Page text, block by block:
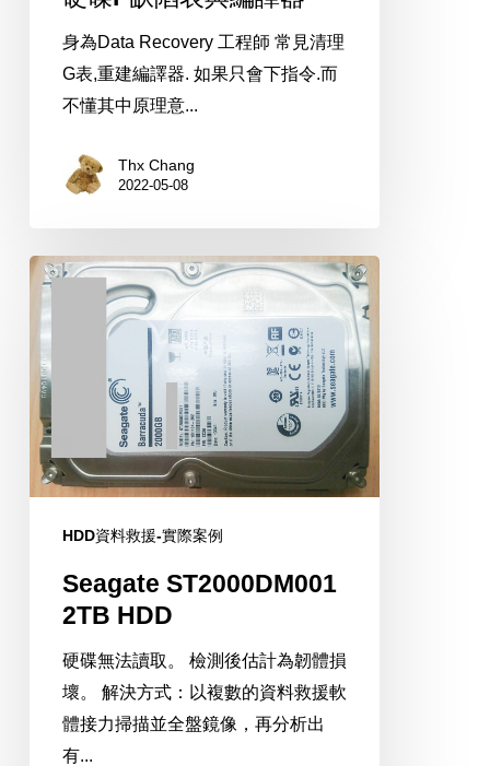
身為Data Recovery 工程師 常見清理
G表,重建編譯器. 如果只會下指令.而
不懂其中原理意...
Thx Chang
2022-05-08
Seagate
ST2000DM001
2TB
HDD
HDD資料救援-實際案例
Seagate ST2000DM001
2TB HDD
硬碟無法讀取。 檢測後估計為韌體損
壞。 解決方式：以複數的資料救援軟
體接力掃描並全盤鏡像，再分析出
有...